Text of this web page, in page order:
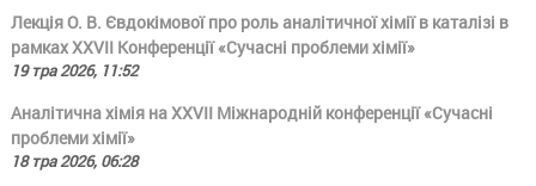
Лекція О. В. Євдокімової про роль аналітичної хімії в каталізі в
рамках ХХVII Конференції «Сучасні проблеми хімії»
19 тра 2026, 11:52
Аналітична хімія на ХХVII Міжнародній конференції «Сучасні
проблеми хімії»
18 тра 2026, 06:28